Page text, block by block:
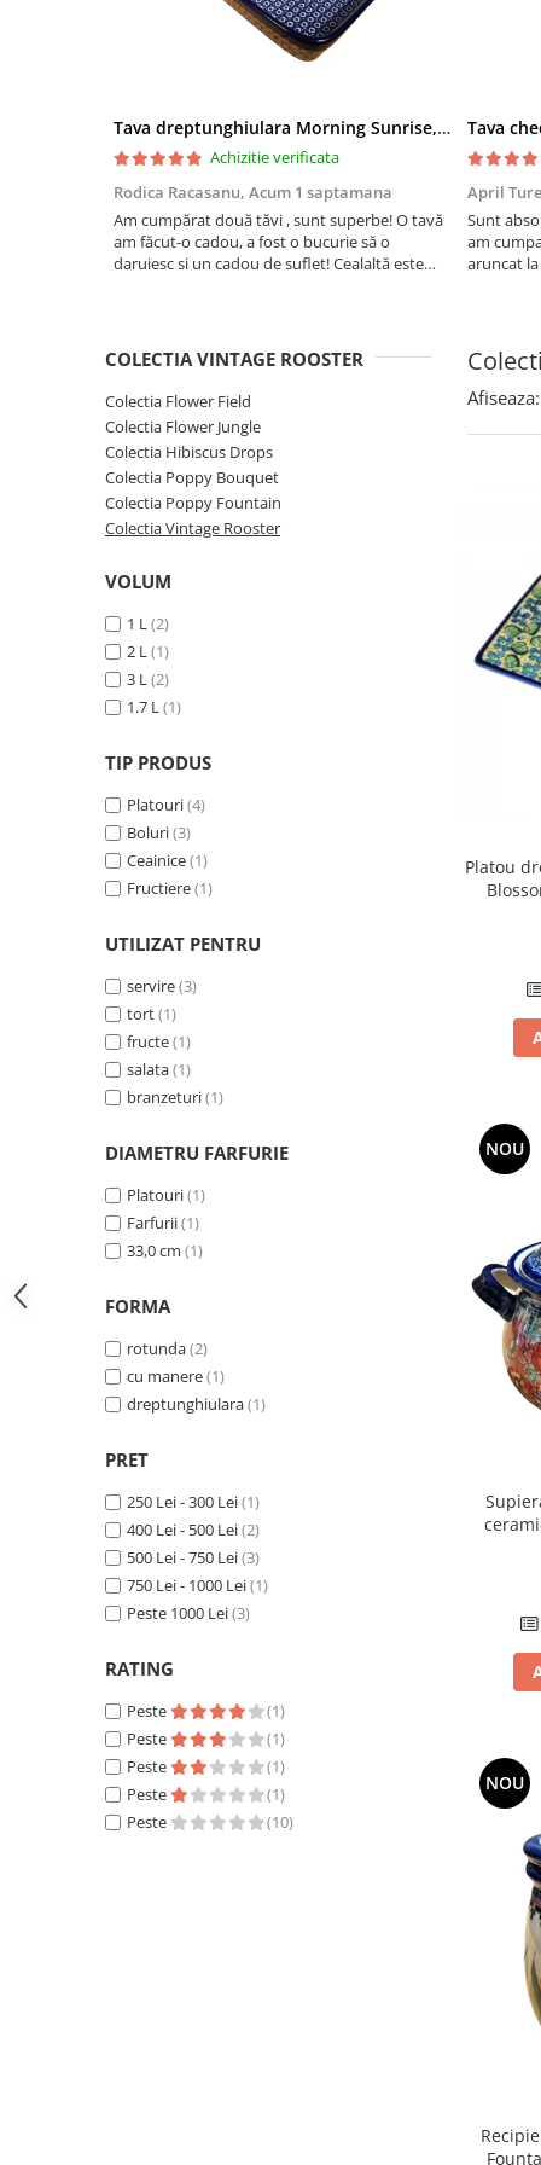
Accesorii decorative
Colectii Artistice
Colectiile Country
Colectia Sweet Dreams
Colectia Leaf Bed
Colectia Autumn Garden
Colectia Butterfly Dance
Colectia Morning Sunrise
Colectia Infinity
Colectia Morning Glory
Colectia Blue Sea
Colectia Blue Spring
Tava dreptunghiulara Morning Sunrise, ceramica smaltuita, pictata manual, 27,0 X 32, 5 cm
Achizitie verificata
Rodica Racasanu, Acum 1 saptamana
Am cumpărat două tăvi , sunt superbe! O tavă
am făcut-o cadou, a fost o bucurie să o
daruiesc si un cadou de suflet! Cealaltă este
April
Sunt
am
aruncat
COLECTIA VINTAGE ROOSTER
Colectia Flower Field
Colectia Flower Jungle
Colectia Hibiscus Drops
Colectia Poppy Bouquet
Colectia Poppy Fountain
Colectia Vintage Rooster
VOLUM
1 L(2)
2 L(1)
3 L(2)
1.7 L(1)
TIP PRODUS
Platouri(4)
Boluri(3)
Ceainice(1)
Fructiere(1)
UTILIZAT PENTRU
servire(3)
tort(1)
fructe(1)
salata(1)
branzeturi(1)
DIAMETRU FARFURIE
Platouri(1)
Farfurii(1)
33,0 cm (1)
FORMA
rotunda(2)
cu manere(1)
dreptunghiulara(1)
PRET
250 Lei - 300 Lei(1)
400 Lei - 500 Lei(2)
500 Lei - 750 Lei(3)
750 Lei - 1000 Lei(1)
Peste 1000 Lei(3)
RATING
Peste
(1)
Peste
(1)
Peste
(1)
Peste
(1)
Peste
(10)
Afiseaza:
Platou
NOU
NOU